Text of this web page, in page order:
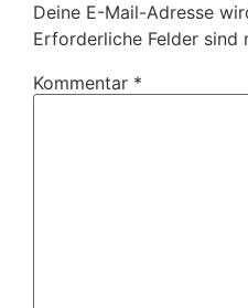
Deine E-Mail-Adresse
Erforderliche Felder sind
Kommentar *